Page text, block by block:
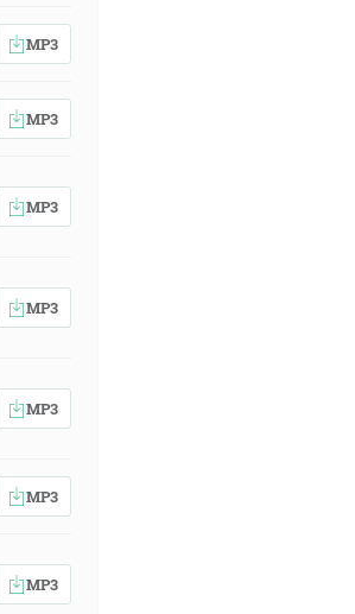
MP3
MP3
MP3
MP3
MP3
MP3
MP3